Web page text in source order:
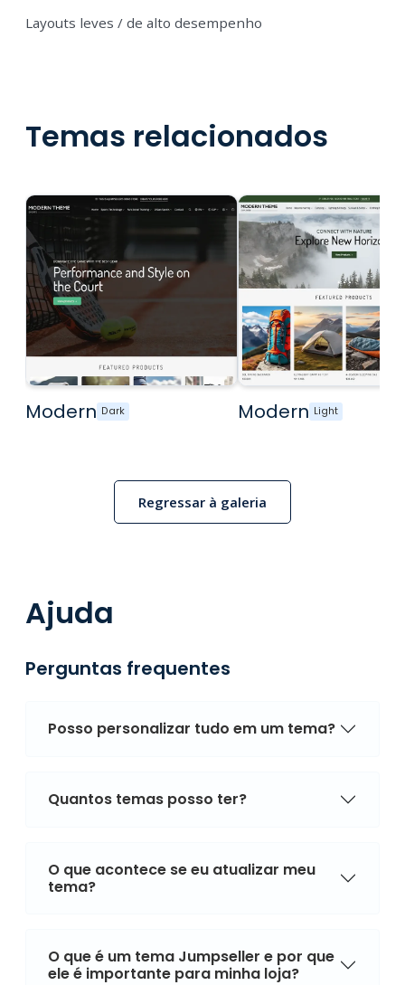
Layouts leves / de alto desempenho
Temas relacionados
Modern Dark Modern Light
Regressar à galeria
Ajuda
Perguntas frequentes
Posso personalizar tudo em um tema?
Quantos temas posso ter?
O que acontece se eu atualizar meu
tema?
O que é um tema Jumpseller e por que
ele é importante para minha loja?